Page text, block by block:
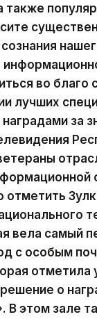
во благо
лучших
за
отметить
вела самый
с особым
отметила
о
В этом зале